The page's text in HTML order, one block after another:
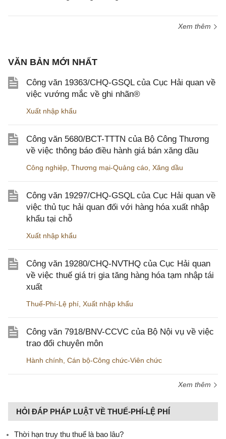
Xem thêm
VĂN BẢN MỚI NHẤT
Công văn 19363/CHQ-GSQL của Cục Hải quan về
việc vướng mắc về ghi nhãn®
Xuất nhập khẩu
Công văn 5680/BCT-TTTN của Bộ Công Thương
về việc thông báo điều hành giá bán xăng dầu
Công nghiệp Thương mại-Quảng cáo Xăng dầu
Công văn 19297/CHQ-GSQL của Cục Hải quan về
việc thủ tục hải quan đối với hàng hóa xuất nhập
khẩu tại chỗ
Xuất nhập khẩu
Công văn 19280/CHQ-NVTHQ của Cục Hải quan
về việc thuế giá trị gia tăng hàng hóa tạm nhập tái
xuất
Thuế-Phí-Lệ phí Xuất nhập khẩu
Công văn 7918/BNV-CCVC của Bộ Nội vụ về việc
trao đổi chuyên môn
Hành chính Cán bộ-Công chức-Viên chức
Xem thêm
HỎI ĐÁP PHÁP LUẬT VỀ THUẾ-PHÍ-LỆ PHÍ
Thời hạn truy thu thuế là bao lâu?